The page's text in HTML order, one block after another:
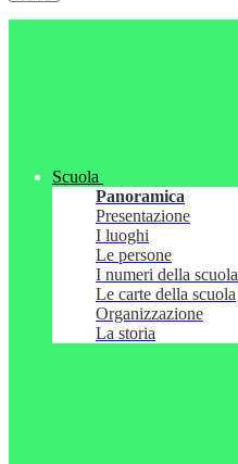
Scuola
Panoramica
Presentazione
I luoghi
Le persone
I numeri della scuola
Le carte della scuola
Organizzazione
La storia